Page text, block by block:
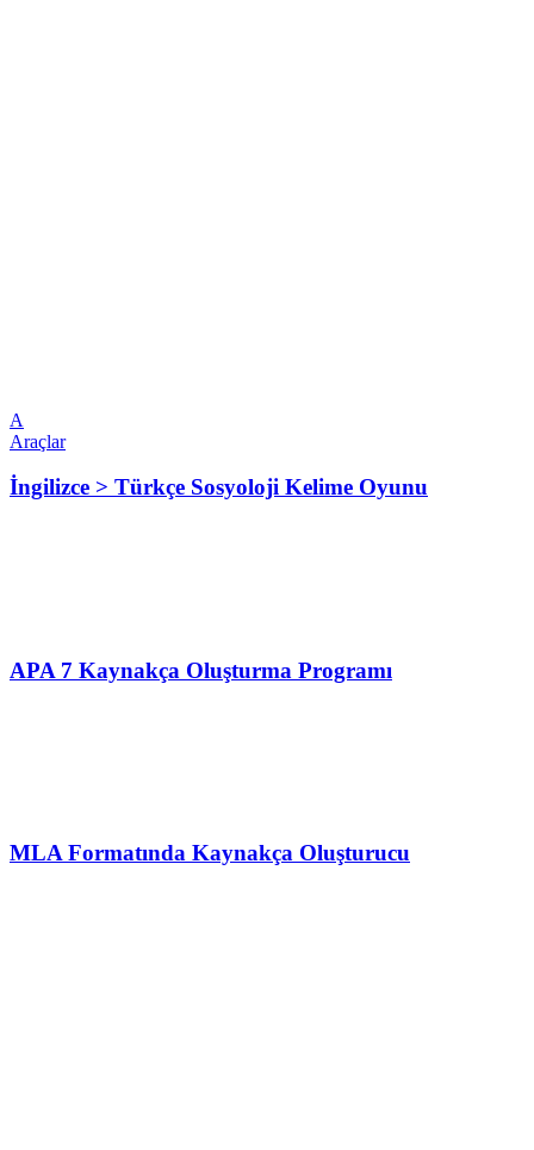
A
Araçlar
İngilizce > Türkçe Sosyoloji Kelime Oyunu
APA 7 Kaynakça Oluşturma Programı
MLA Formatında Kaynakça Oluşturucu